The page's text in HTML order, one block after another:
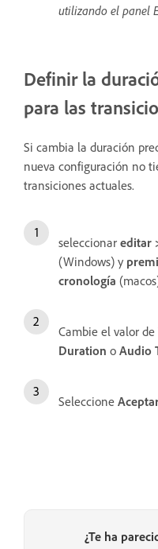
utilizando el panel
Definir la
para las
Si cambia la duración
nueva configuración no
transiciones actuales.
seleccionar editar
(Windows) y
cronología
Cambie el valor de
Duration o Audio
Seleccione
¿Te ha